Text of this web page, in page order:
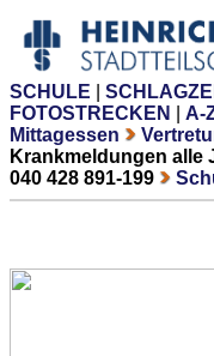
SCHULE
FOTOSTRECKEN
A-
Mittagessen
Krankmeldungen alle
040 428 891-199